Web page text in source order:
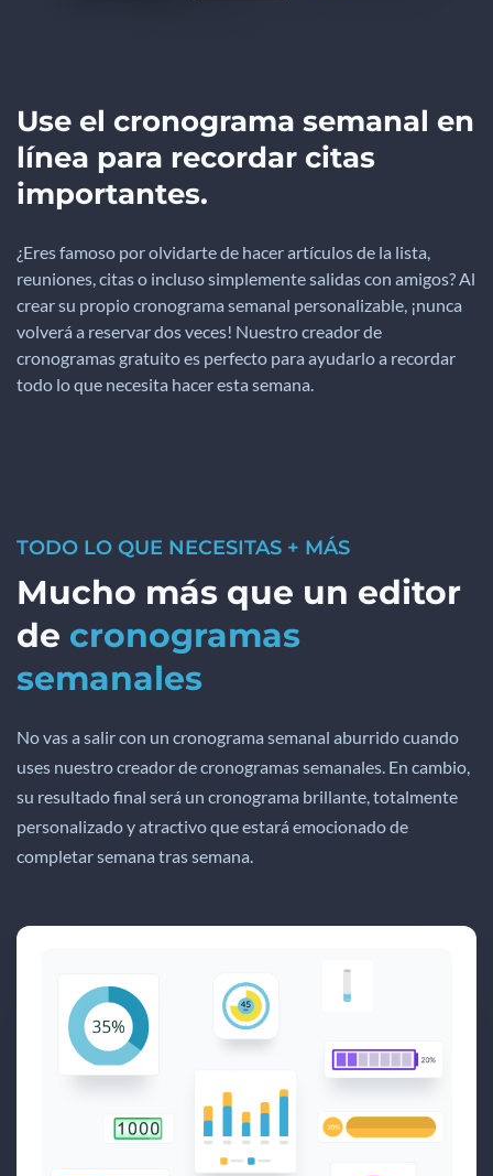
Use el cronograma semanal en
línea para recordar citas
importantes.
¿Eres famoso por olvidarte de hacer artículos de la lista,
reuniones, citas o incluso simplemente salidas con amigos? Al
crear su propio cronograma semanal personalizable, ¡nunca
volverá a reservar dos veces! Nuestro creador de
cronogramas gratuito es perfecto para ayudarlo a recordar
todo lo que necesita hacer esta semana.
TODO LO QUE NECESITAS + MÁS
Mucho más que un editor
de cronogramas
semanales
No vas a salir con un cronograma semanal aburrido cuando
uses nuestro creador de cronogramas semanales. En cambio,
su resultado final será un cronograma brillante, totalmente
personalizado y atractivo que estará emocionado de
completar semana tras semana.